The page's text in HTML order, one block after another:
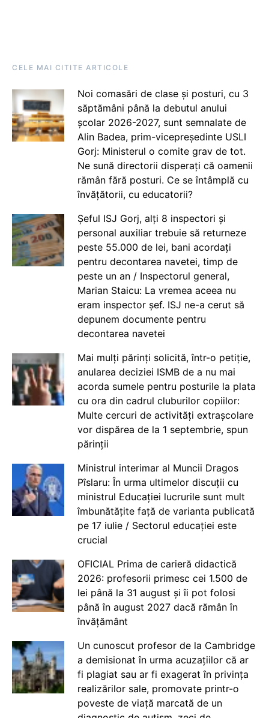
CELE MAI CITITE ARTICOLE
Noi comasări de clase și posturi, cu 3
săptămâni până la debutul anului
școlar 2026-2027, sunt semnalate de
Alin Badea, prim-vicepreședinte USLI
Gorj: Ministerul o comite grav de tot.
Ne sună directorii disperați că oamenii
rămân fără posturi. Ce se întâmplă cu
învățătorii, cu educatorii?
Șeful ISJ Gorj, alți 8 inspectori și
personal auxiliar trebuie să returneze
peste 55.000 de lei, bani acordați
pentru decontarea navetei, timp de
peste un an / Inspectorul general,
Marian Staicu: La vremea aceea nu
eram inspector șef. ISJ ne-a cerut să
depunem documente pentru
decontarea navetei
Mai mulți părinți solicită, într-o petiție,
anularea deciziei ISMB de a nu mai
acorda sumele pentru posturile la plata
cu ora din cadrul cluburilor copiilor:
Multe cercuri de activități extrașcolare
vor dispărea de la 1 septembrie, spun
părinții
Ministrul interimar al Muncii Dragos
Pîslaru: În urma ultimelor discuții cu
ministrul Educației lucrurile sunt mult
îmbunătățite față de varianta publicată
pe 17 iulie / Sectorul educației este
crucial
OFICIAL Prima de carieră didactică
2026: profesorii primesc cei 1.500 de
lei până la 31 august și îi pot folosi
până în august 2027 dacă rămân în
învățământ
Un cunoscut profesor de la Cambridge
a demisionat în urma acuzațiilor că ar
fi plagiat sau ar fi exagerat în privința
realizărilor sale, promovate printr-o
poveste de viață marcată de un